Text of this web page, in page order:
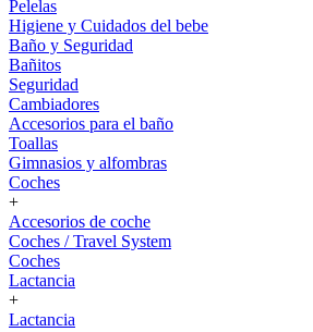
Pelelas
Higiene y Cuidados del bebe
Baño y Seguridad
Bañitos
Seguridad
Cambiadores
Accesorios para el baño
Toallas
Gimnasios y alfombras
Coches
+
Accesorios de coche
Coches / Travel System
Coches
Lactancia
+
Lactancia